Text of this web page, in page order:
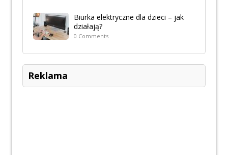
Biurka elektryczne dla dzieci – jak
działają?
0 Comments
Reklama